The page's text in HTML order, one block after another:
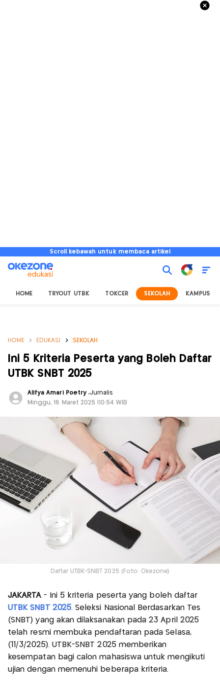
Scroll kebawah untuk membaca artikel
HOME TRYOUT UTBK TOKCER SEKOLAH KAMPUS
HOME EDUKASI SEKOLAH
Ini 5 Kriteria Peserta yang Boleh Daftar
UTBK SNBT 2025
Alifya Amari Poetry ,Jurnalis
Minggu, 16 Maret 2025 |10:54 WIB
Daftar UTBK-SNBT 2025 (Foto: Okezone)
JAKARTA- Ini 5 kriteria peserta yang boleh daftar
UTBK SNBT 2025. Seleksi Nasional Berdasarkan Tes
(SNBT) yang akan dilaksanakan pada 23 April 2025
telah resmi membuka pendaftaran pada Selasa,
(11/3/2025). UTBK-SNBT 2025 memberikan
kesempatan bagi calon mahasiswa untuk mengikuti
ujian dengan memenuhi beberapa kriteria.